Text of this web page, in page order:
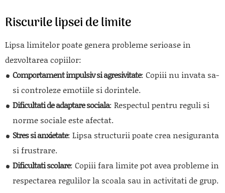
Riscurile lipsei de limite
Lipsa limitelor poate genera probleme serioase in
dezvoltarea copiilor:
Comportament impulsiv si agresivitate: Copiii nu invata sa-
si controleze emotiile si dorintele.
Dificultati de adaptare sociala: Respectul pentru reguli si
norme sociale este afectat.
Stres si anxietate: Lipsa structurii poate crea nesiguranta
si frustrare.
Dificultati scolare: Copiii fara limite pot avea probleme in
respectarea regulilor la scoala sau in activitati de grup.